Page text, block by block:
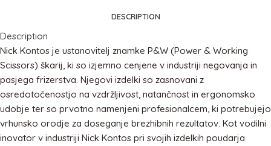
DESCRIPTION
Description
Nick Kontos je ustanovitelj znamke P&W (Power & Working
Scissors) škarij, ki so izjemno cenjene v industriji negovanja in
pasjega frizerstva. Njegovi izdelki so zasnovani z
osredotočenostjo na vzdržljivost, natančnost in ergonomsko
udobje ter so prvotno namenjeni profesionalcem, ki potrebujejo
vrhunsko orodje za doseganje brezhibnih rezultatov. Kot vodilni
inovator v industriji Nick Kontos pri svojih izdelkih poudarja